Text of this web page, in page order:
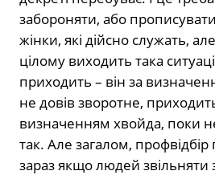
забороняти, або
жінки, які дійсно служать,
цілому виходить така
приходить – він за
не довів зворотне,
визначенням хвойда, поки
так. Але загалом, профвідбір
зараз якщо людей звільняти